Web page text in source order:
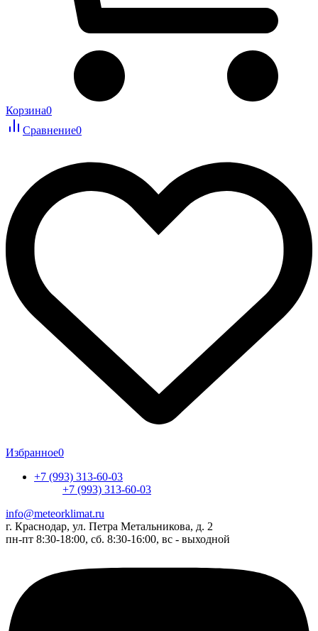
Корзина0
Сравнение0
Избранное0
+7 (993) 313-60-03
+7 (993) 313-60-03
info@meteorklimat.ru
г. Краснодар, ул. Петра Метальникова, д. 2
пн-пт 8:30-18:00, сб. 8:30-16:00, вс - выходной